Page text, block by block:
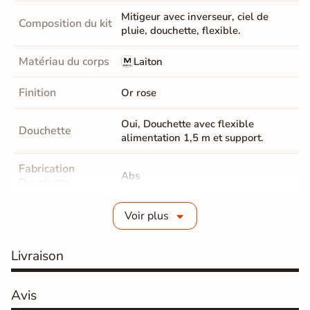
Composition du kit
Mitigeur avec inverseur, ciel de
pluie, douchette, flexible.
Matériau du corps Laiton
Finition Or rose
Douchette
Oui, Douchette avec flexible
alimentation 1,5 m et support.
Fabrication
Douchette
Abs
Fixe
Dimensions ciel
de pluie
25 cm
Forme Ciel de
Voir plus
Livraison
Avis